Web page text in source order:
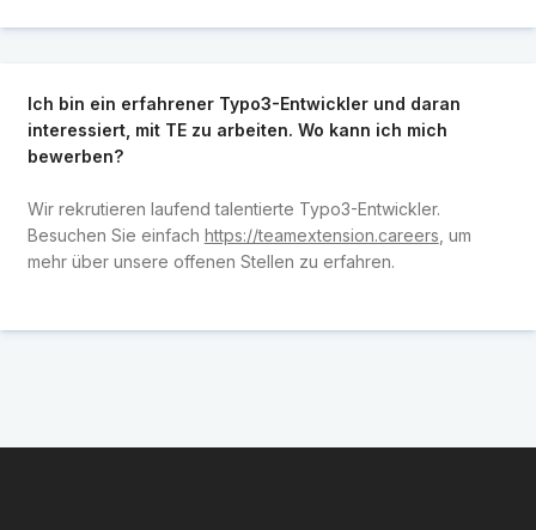
Ich bin ein erfahrener Typo3-Entwickler und daran
interessiert, mit TE zu arbeiten. Wo kann ich mich
bewerben?
Wir rekrutieren laufend talentierte Typo3-Entwickler.
Besuchen Sie einfach https://teamextension.careers , um
mehr über unsere offenen Stellen zu erfahren.